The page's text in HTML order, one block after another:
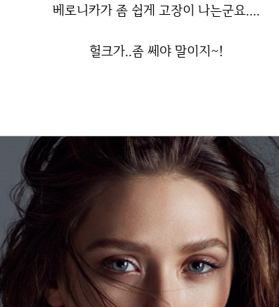
베로니카가 좀 쉽게 고장이 나는군요....
헐크가..좀 쎄야 말이지~!